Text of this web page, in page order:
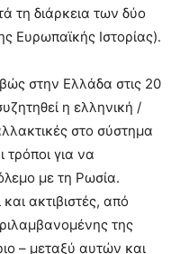
τη διάρκεια των δύο
Ευρωπαϊκής Ιστορίας).
στην Ελλάδα στις 20
η ελληνική /
στο σύστημα
τρόποι για να
με τη Ρωσία.
ακτιβιστές, από
της
– μεταξύ αυτών και